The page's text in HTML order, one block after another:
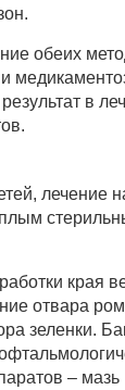
обеих
в
лечение
края
отвара
зеленки.
– мазь